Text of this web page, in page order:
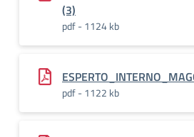
(3)
pdf - 1124 kb
pdf - 1122 kb